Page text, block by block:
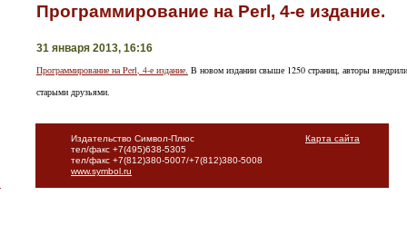
Программирование на Perl, 4-е издание.
31 января 2013, 16:16
Программирование на Perl, 4-е издание. В новом издании свыше 1250 страниц, авторы
старыми друзьями.
Карта сайта
Издательство Символ-Плюс
тел/факс +7(495)638-5305
тел/факс +7(812)380-5007/+7(812)380-5008
www.symbol.ru